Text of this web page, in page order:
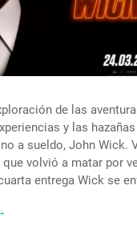
de las
y las hazañas
a sueldo, John Wick.
volvió a matar por
entrega Wick se